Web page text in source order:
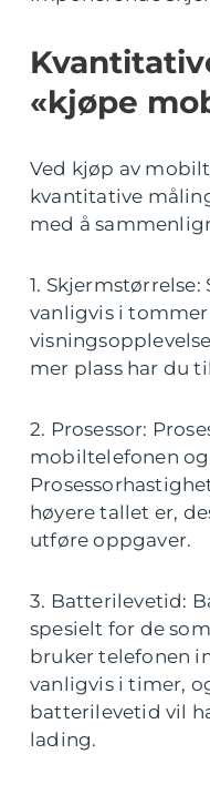
«kjøpe
Ved kjøp av
kvantitative
med å
1.
vanligvis i
mer plass har du
2. Prosessor:
mobiltelefonen
høyere tallet er,
utføre oppgaver.
3. Batterilevetid:
spesielt for de
bruker telefonen
vanligvis i timer,
batterilevetid vil
lading.